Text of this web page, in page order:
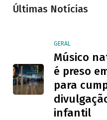
Últimas Notícias
GERAL
Músico
é preso
para
infantil